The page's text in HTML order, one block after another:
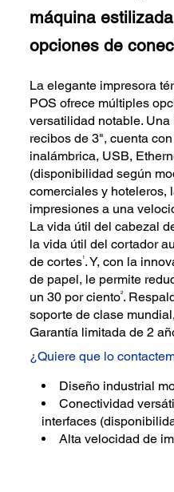
máquina
opciones de
La elegante impresora
POS ofrece múltiples
versatilidad notable.
recibos de 3", cuenta
inalámbrica, USB,
(disponibilidad según
comerciales y hoteleros,
impresiones a una
La vida útil del cabezal
la vida útil del cortador
de cortes1. Y, con la
de papel, le permite
un 30 por ciento2.
soporte de clase
Garantía limitada de 2
¿Quiere que lo
Diseño industrial
Conectividad
interfaces
Alta velocidad de